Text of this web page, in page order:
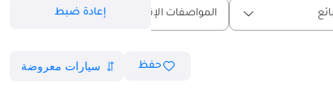
المواصفات الإقليمية إعادة ضبط
حفظ